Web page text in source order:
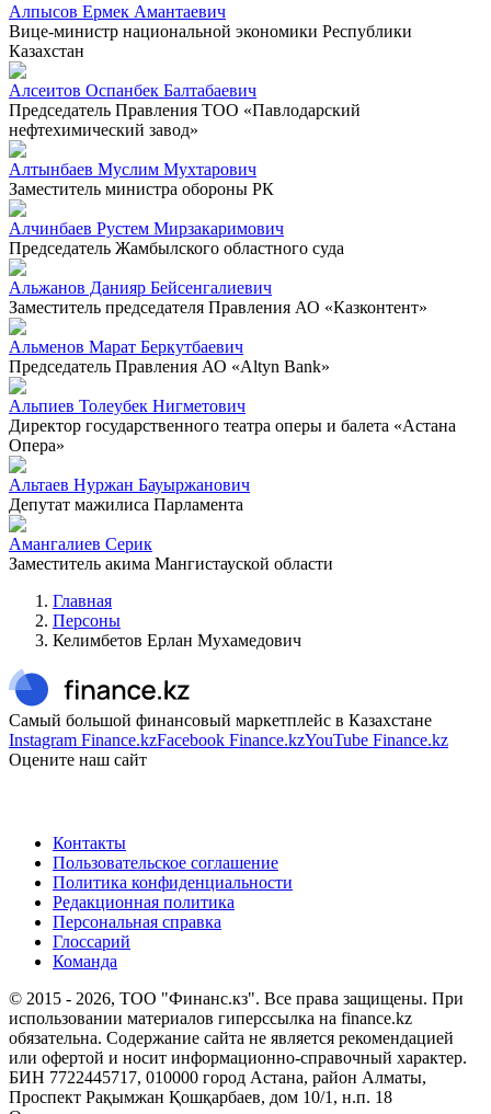
Алпысов Ермек Амантаевич
Вице-министр национальной экономики Республики
Казахстан
Алсеитов Оспанбек Балтабаевич
Председатель Правления ТОО «Павлодарский
нефтехимический завод»
Алтынбаев Муслим Мухтарович
Заместитель министра обороны РК
Алчинбаев Рустем Мирзакаримович
Председатель Жамбылского областного суда
Альжанов Данияр Бейсенгалиевич
Заместитель председателя Правления АО «Казконтент»
Альменов Марат Беркутбаевич
Председатель Правления АО «Altyn Bank»
Альпиев Толеубек Нигметович
Директор государственного театра оперы и балета «Астана
Опера»
Альтаев Нуржан Бауыржанович
Депутат мажилиса Парламента
Амангалиев Серик
Заместитель акима Мангистауской области
Главная
Персоны
Келимбетов Ерлан Мухамедович
Самый большой финансовый маркетплейс в Казахстане
Instagram Finance.kzFacebook Finance.kzYouTube Finance.kz
Оцените наш сайт
Контакты
Пользовательское соглашение
Политика конфиденциальности
Редакционная политика
Персональная справка
Глоссарий
Команда
© 2015 - 2026, ТОО "Финанс.кз". Все права защищены. При
использовании материалов гиперссылка на finance.kz
обязательна. Содержание сайта не является рекомендацией
или офертой и носит информационно-справочный характер.
БИН 7722445717, 010000 город Астана, район Алматы,
Проспект Рақымжан Қошқарбаев, дом 10/1, н.п. 18